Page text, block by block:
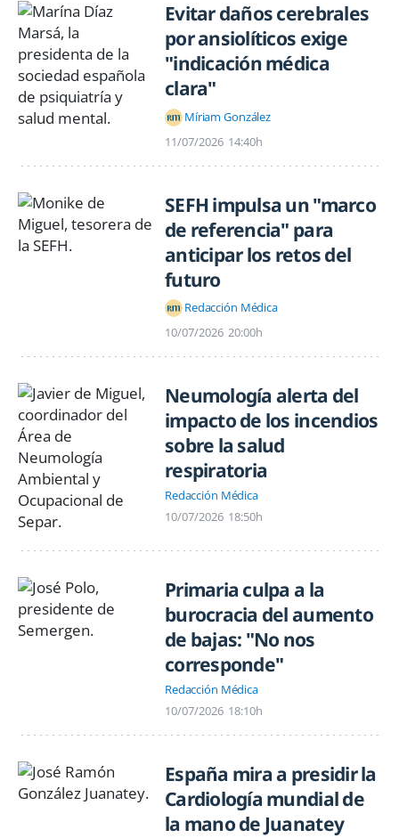
Evitar daños cerebrales
por ansiolíticos exige
"indicación médica
clara"
Míriam González
11/07/2026 14:40h
SEFH impulsa un "marco
de referencia" para
anticipar los retos del
futuro
Redacción Médica
10/07/2026 20:00h
Neumología alerta del
impacto de los incendios
sobre la salud
respiratoria
Redacción Médica
10/07/2026 18:50h
Primaria culpa a la
burocracia del aumento
de bajas: "No nos
corresponde"
Redacción Médica
10/07/2026 18:10h
España mira a presidir la
Cardiología mundial de
la mano de Juanatey